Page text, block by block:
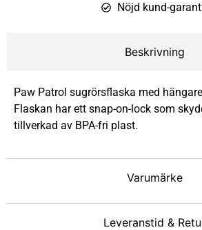
Nöjd kund-
Beskrivning
Varumärke
Leveranstid &
Paw Patrol sugrörsflaska med
Flaskan har ett snap-on-lock som
tillverkad av BPA-fri plast.